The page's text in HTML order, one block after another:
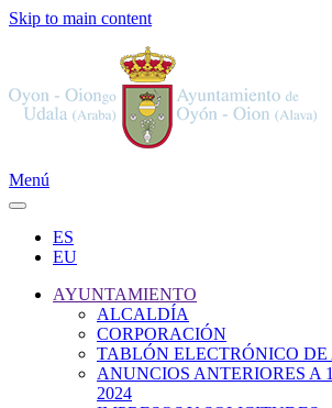
Skip to main content
Menú
ES
EU
AYUNTAMIENTO
ALCALDÍA
CORPORACIÓN
TABLÓN ELECTRÓNICO DE
ANUNCIOS ANTERIORES A
2024